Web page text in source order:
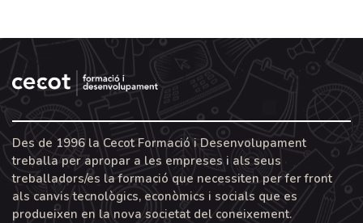
Des de 1996 la Cecot Formació i Desenvolupament
treballa per apropar a les empreses i als seus
treballadors/es la formació que necessiten per fer front
als canvis tecnològics, econòmics i socials que es
produeixen en la nova societat del coneixement.